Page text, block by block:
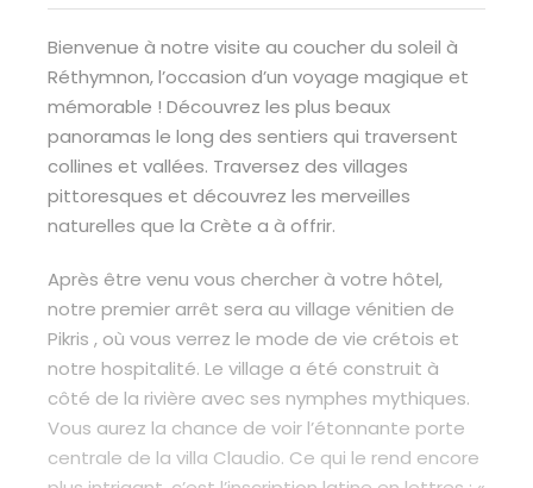
Bienvenue à notre visite au coucher du soleil à
Réthymnon, l’occasion d’un voyage magique et
mémorable ! Découvrez les plus beaux
panoramas le long des sentiers qui traversent
collines et vallées. Traversez des villages
pittoresques et découvrez les merveilles
naturelles que la Crète a à offrir.
Après être venu vous chercher à votre hôtel,
notre premier arrêt sera au village vénitien de
Pikris , où vous verrez le mode de vie crétois et
notre hospitalité. Le village a été construit à
côté de la rivière avec ses nymphes mythiques.
Vous aurez la chance de voir l’étonnante porte
centrale de la villa Claudio. Ce qui le rend encore